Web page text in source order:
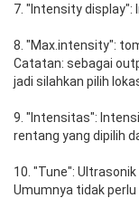
7. "Intensity display":
8. "Max.intensity":
Catatan: sebagai
jadi silahkan pilih
9. "Intensitas":
rentang yang dipilih
10. "Tune":
Umumnya tidak